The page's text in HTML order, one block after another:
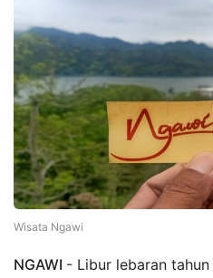
Wisata Ngawi
NGAWI - Libur lebaran